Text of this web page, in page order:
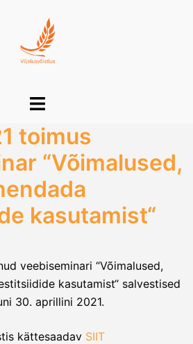
Toggle
toimus
“Võimalused,
kasutamist“
veebiseminari “Võimalused,
kasutamist“ salvestised
30. aprillini 2021.
kättesaadav SIIT